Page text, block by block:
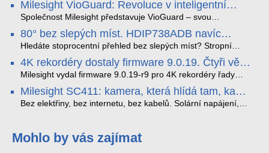
otřesy i náklon. Výsledkem není jen čára na mapě, ale
podrobný datový příběh celé cesty.
v oblasti kontroly přístupu – moderní a vysoce univerzální
čtečky HID Signo.
Milesight VioGuard: Revoluce v inteligentní
detekci dopravních přestupků
Společnost Milesight představuje VioGuard – svou
dopravních přestupků. Tento systém, poháněný
sofistikovanými algoritmy umělé inteligence (AI), je navržen
tak, aby poskytoval komplexní nástroje pro vymáhání
dopravních předpisů, zvyšoval bezpečnost na silnicích a
optimalizoval plynulost dopravy v moderních městech.
80° bez slepých míst. HDIP738ADB navíc
streamuje na YouTube – bez PC.
Hledáte stoprocentní přehled bez slepých míst? Stropní
panoramatická kamera HDIP738ADB skládá obraz ze dvou
4MP senzorů SONY do jednoho čistého 180° záběru bez
zkreslení. K tomu přidává AI detekci osob a vozidel,
YouTube – bez běžícího počítače.
4K rekordéry dostaly firmware 9.0.19. Čtyři věci,
které musíte vědět.
Milesight vydal firmware 9.0.19-r9 pro 4K rekordéry řady
které vám zjednoduší práci – a jedna z nich vám ušetří
spoustu zbytečných výjezdů k zákazníkům.
Milesight SC411: kamera, která hlídá tam, kam
kabel nedosáhne
Bez elektřiny, bez internetu, bez kabelů. Solární napájení,
váš telefon. Podívejte se na video.
Mohlo by vás zajímat